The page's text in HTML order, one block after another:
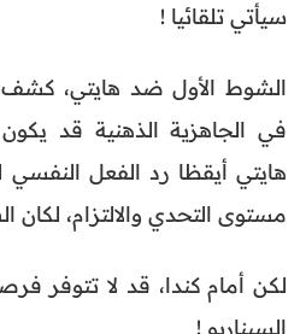
سيأتي تلقائيا !
الشوط الأول ضد هايتي، كشف
في الجاهزية الذهنية قد
هايتي أيقظا رد الفعل النفسي
مستوى التحدي والالتزام، لكان
لكن أمام كندا، قد لا تتوفر
السيناريو !